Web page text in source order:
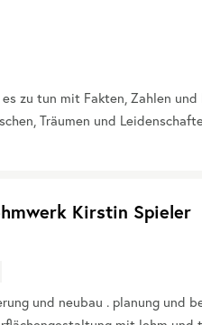
zu tun mit Fakten, Zahlen
Träumen und
Kirstin Spieler
und neubau . planung und